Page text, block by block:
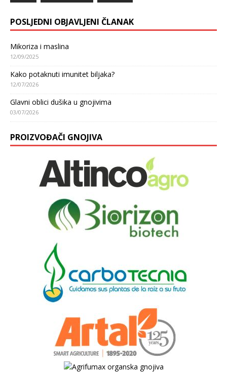
POSLJEDNI OBJAVLJENI ČLANAK
Mikoriza i maslina
12/09/2025
Kako potaknuti imunitet biljaka?
12/07/2026
Glavni oblici dušika u gnojivima
03/07/2026
PROIZVOĐAČI GNOJIVA